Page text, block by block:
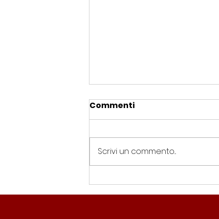
Spin Time, Colucci: “Non
solo occupazione: 400
Commenti
Scrivi un commento...